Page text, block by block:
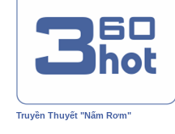
Truyền Thuyết "Nấm Rơm"